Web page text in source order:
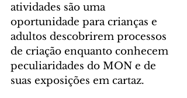
atividades são uma
oportunidade para crianças e
adultos descobrirem processos
de criação enquanto conhecem
peculiaridades do MON e de
suas exposições em cartaz.